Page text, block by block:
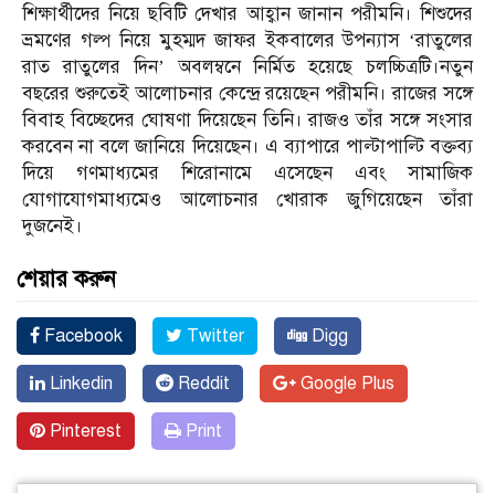
শিক্ষার্থীদের নিয়ে ছবিটি দেখার আহ্বান জানান পরীমনি। শিশুদের
ভ্রমণের গল্প নিয়ে মুহম্মদ জাফর ইকবালের উপন্যাস ‘রাতুলের
রাত রাতুলের দিন’ অবলম্বনে নির্মিত হয়েছে চলচ্চিত্রটি।নতুন
বছরের শুরুতেই আলোচনার কেন্দ্রে রয়েছেন পরীমনি। রাজের সঙ্গে
বিবাহ বিচ্ছেদের ঘোষণা দিয়েছেন তিনি। রাজও তাঁর সঙ্গে সংসার
করবেন না বলে জানিয়ে দিয়েছেন। এ ব্যাপারে পাল্টাপাল্টি বক্তব্য
দিয়ে গণমাধ্যমের শিরোনামে এসেছেন এবং সামাজিক
যোগাযোগমাধ্যমেও আলোচনার খোরাক জুগিয়েছেন তাঁরা
দুজনেই।
শেয়ার করুন
Facebook Twitter Digg
Linkedin Reddit Google Plus
Pinterest Print